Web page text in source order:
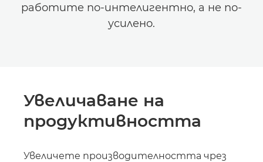
работите по-интелигентно, а не по-
усилено.
Увеличаване на
продуктивността
Увеличете производителността чрез